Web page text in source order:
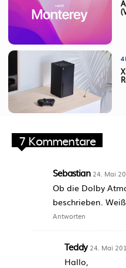
7 Kommentare
Sebastian 24. Mai
Ob die Dolby
beschrieben.
Antworten
Teddy 24. Mai
Hallo,